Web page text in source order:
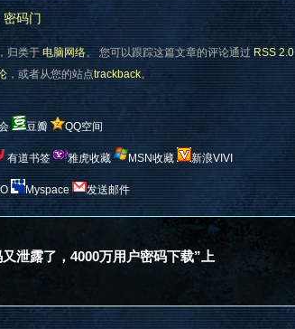
密码门
归类于电脑网络。 您可以跟踪这篇文章的评论通过 RSS 2.0
，或者从您的站点trackback。
豆瓣 QQ空间
有道书签 雅虎收藏 MSN收藏 新浪VIVI
Myspace 发送邮件
泄露了，4000万用户密码下载”上